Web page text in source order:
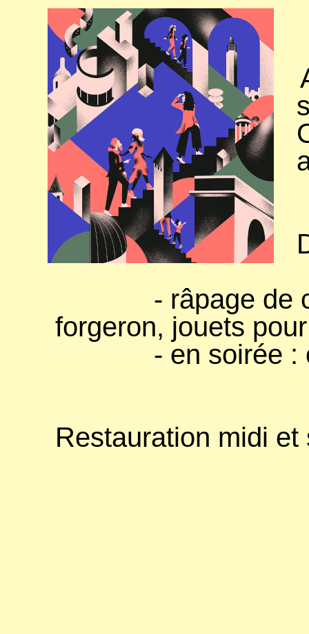
- râpage de
forgeron, jouets
- en soirée :
Restauration midi